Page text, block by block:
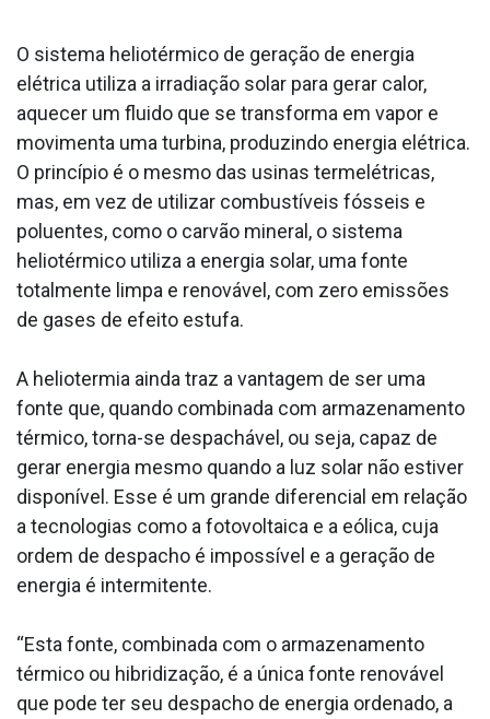
O sistema heliotérmico de geração de energia
elétrica utiliza a irradiação solar para gerar calor,
aquecer um fluido que se transforma em vapor e
movimenta uma turbina, produzindo energia elétrica.
O princípio é o mesmo das usinas termelétricas,
mas, em vez de utilizar combustíveis fósseis e
poluentes, como o carvão mineral, o sistema
heliotérmico utiliza a energia solar, uma fonte
totalmente limpa e renovável, com zero emissões
de gases de efeito estufa.
A heliotermia ainda traz a vantagem de ser uma
fonte que, quando combinada com armazenamento
térmico, torna-se despachável, ou seja, capaz de
gerar energia mesmo quando a luz solar não estiver
disponível. Esse é um grande diferencial em relação
a tecnologias como a fotovoltaica e a eólica, cuja
ordem de despacho é impossível e a geração de
energia é intermitente.
“Esta fonte, combinada com o armazenamento
térmico ou hibridização, é a única fonte renovável
que pode ter seu despacho de energia ordenado, a